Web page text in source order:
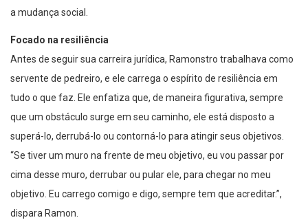
a mudança social.
Focado na resiliência
Antes de seguir sua carreira jurídica, Ramonstro trabalhava como
servente de pedreiro, e ele carrega o espírito de resiliência em
tudo o que faz. Ele enfatiza que, de maneira figurativa, sempre
que um obstáculo surge em seu caminho, ele está disposto a
superá-lo, derrubá-lo ou contorná-lo para atingir seus objetivos.
“Se tiver um muro na frente de meu objetivo, eu vou passar por
cima desse muro, derrubar ou pular ele, para chegar no meu
objetivo. Eu carrego comigo e digo, sempre tem que acreditar.”,
dispara Ramon.